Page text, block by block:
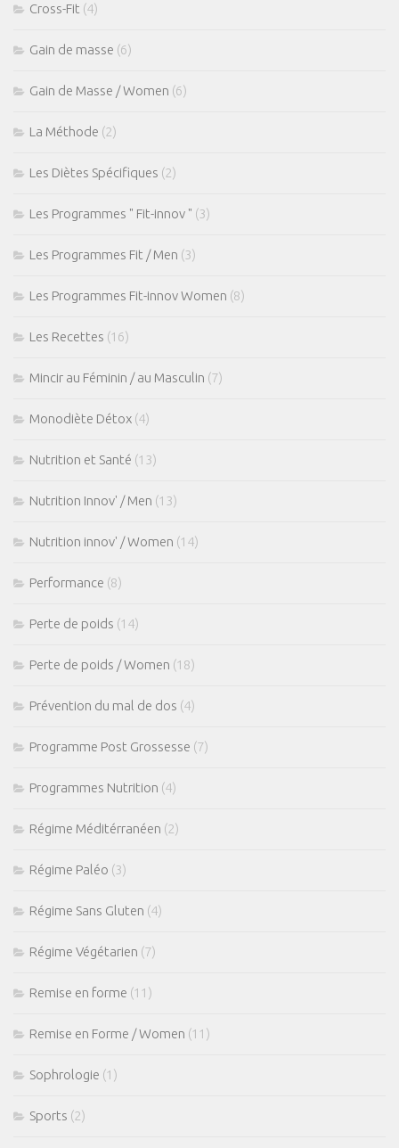
Cross-Fit (4)
Gain de masse (6)
Gain de Masse / Women (6)
La Méthode (2)
Les Diètes Spécifiques (2)
Les Programmes " Fit-innov " (3)
Les Programmes Fit / Men (3)
Les Programmes Fit-innov Women (8)
Les Recettes (16)
Mincir au Féminin / au Masculin (7)
Monodiète Détox (4)
Nutrition et Santé (13)
Nutrition Innov' / Men (13)
Nutrition innov' / Women (14)
Performance (8)
Perte de poids (14)
Perte de poids / Women (18)
Prévention du mal de dos (4)
Programme Post Grossesse (7)
Programmes Nutrition (4)
Régime Méditérranéen (2)
Régime Paléo (3)
Régime Sans Gluten (4)
Régime Végétarien (7)
Remise en forme (11)
Remise en Forme / Women (11)
Sophrologie (1)
Sports (2)